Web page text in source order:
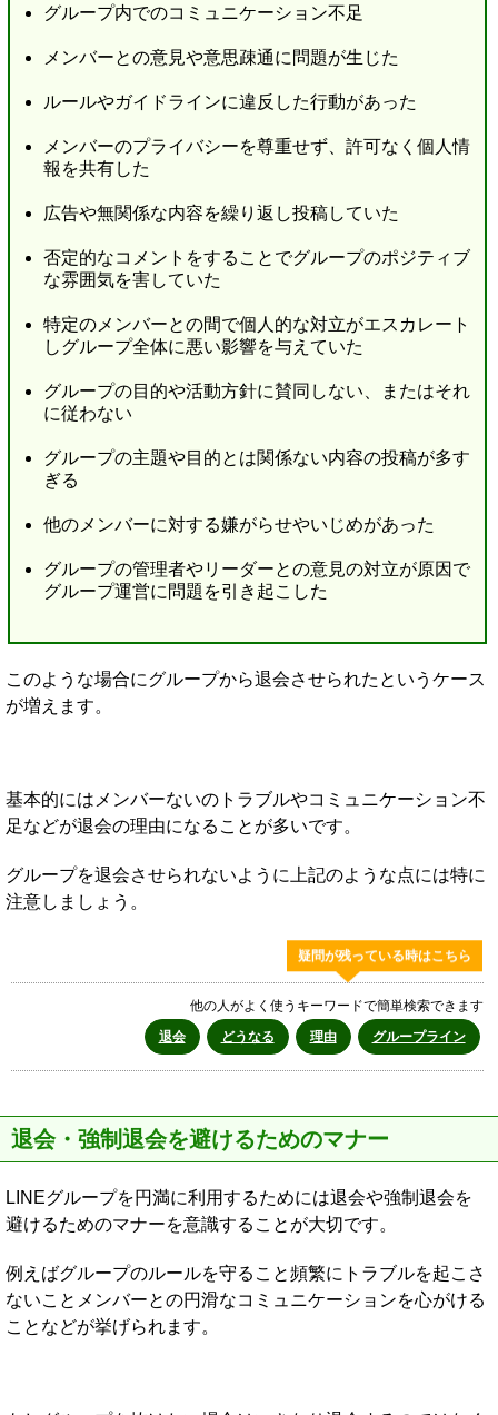
グループ内でのコミュニケーション不足
メンバーとの意見や意思疎通に問題が生じた
ルールやガイドラインに違反した行動があった
メンバーのプライバシーを尊重せず、許可なく個人情
報を共有した
広告や無関係な内容を繰り返し投稿していた
否定的なコメントをすることでグループのポジティブ
な雰囲気を害していた
特定のメンバーとの間で個人的な対立がエスカレート
しグループ全体に悪い影響を与えていた
グループの目的や活動方針に賛同しない、またはそれ
に従わない
グループの主題や目的とは関係ない内容の投稿が多す
ぎる
他のメンバーに対する嫌がらせやいじめがあった
グループの管理者やリーダーとの意見の対立が原因で
グループ運営に問題を引き起こした
このような場合にグループから退会させられたというケース
が増えます。
基本的にはメンバーないのトラブルやコミュニケーション不
足などが退会の理由になることが多いです。
グループを退会させられないように上記のような点には特に
注意しましょう。
疑問が残っている時はこちら
他の人がよく使うキーワードで簡単検索できます
退会
どうなる 理由 グループライン
退会・強制退会を避けるためのマナー
LINEグループを円満に利用するためには退会や強制退会を
避けるためのマナーを意識することが大切です。
例えばグループのルールを守ること頻繁にトラブルを起こさ
ないことメンバーとの円滑なコミュニケーションを心がける
ことなどが挙げられます。